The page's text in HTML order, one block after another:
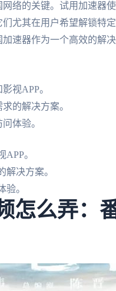
络的关键。试用加速器
尤其在用户希望解锁特
速器作为一个高效的解
视APP。
的解决方案。
体验。
。
决方案。
验。
怎么弄：